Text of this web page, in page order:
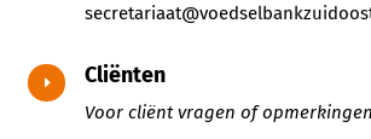
E Cliënten
Voor cliënt vragen of opmerkingen